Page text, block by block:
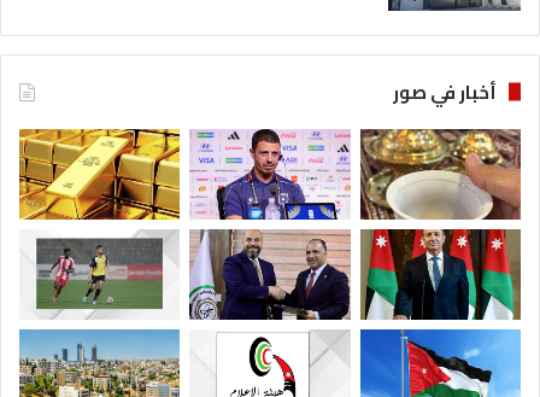
أخبار في صور